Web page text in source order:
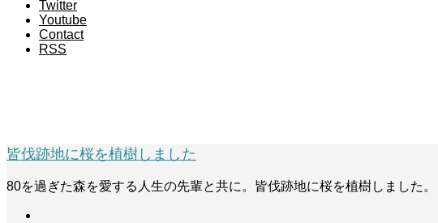
Twitter
Youtube
Contact
RSS
皆伐跡地に桜を植樹しました
80を過ぎた森を愛する人生の先輩と共に。皆伐跡地に桜を植樹しました